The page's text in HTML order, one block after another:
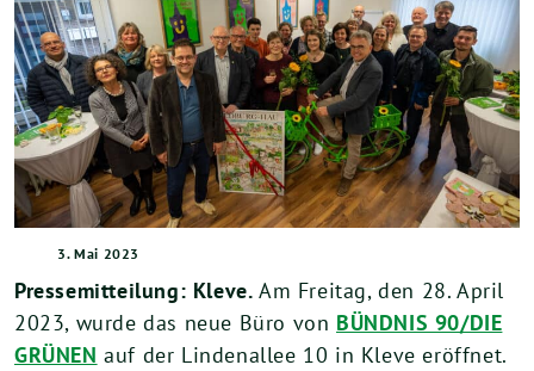
3. Mai 2023
Pressemitteilung: Kleve. Am Freitag, den 28. April
2023, wurde das neue Büro von BÜNDNIS 90/DIE
GRÜNEN auf der Lindenallee 10 in Kleve eröffnet.